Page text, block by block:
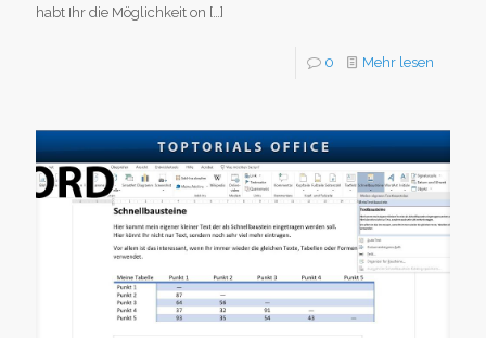
habt Ihr die Möglichkeit on […]
0 Mehr lesen